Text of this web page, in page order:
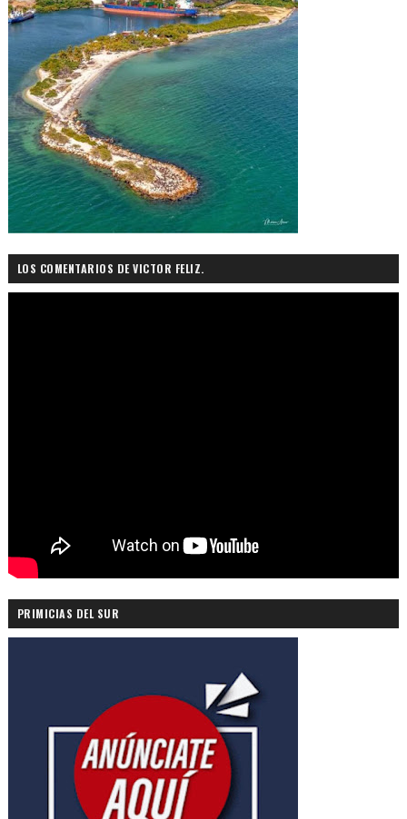
LOS COMENTARIOS DE VICTOR FELIZ.
PRIMICIAS DEL SUR